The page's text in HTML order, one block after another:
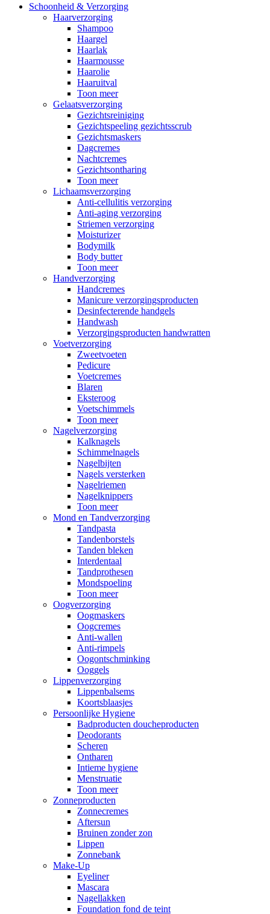
Schoonheid & Verzorging
Haarverzorging
Shampoo
Haargel
Haarlak
Haarmousse
Haarolie
Haaruitval
Toon meer
Gelaatsverzorging
Gezichtsreiniging
Gezichtspeeling gezichtsscrub
Gezichtsmaskers
Dagcremes
Nachtcremes
Gezichtsontharing
Toon meer
Lichaamsverzorging
Anti-cellulitis verzorging
Anti-aging verzorging
Striemen verzorging
Moisturizer
Bodymilk
Body butter
Toon meer
Handverzorging
Handcremes
Manicure verzorgingsproducten
Desinfecterende handgels
Handwash
Verzorgingsproducten handwratten
Voetverzorging
Zweetvoeten
Pedicure
Voetcremes
Blaren
Eksteroog
Voetschimmels
Toon meer
Nagelverzorging
Kalknagels
Schimmelnagels
Nagelbijten
Nagels versterken
Nagelriemen
Nagelknippers
Toon meer
Mond en Tandverzorging
Tandpasta
Tandenborstels
Tanden bleken
Interdentaal
Tandprothesen
Mondspoeling
Toon meer
Oogverzorging
Oogmaskers
Oogcremes
Anti-wallen
Anti-rimpels
Oogontschminking
Ooggels
Lippenverzorging
Lippenbalsems
Koortsblaasjes
Persoonlijke Hygiene
Badproducten doucheproducten
Deodorants
Scheren
Ontharen
Intieme hygiene
Menstruatie
Toon meer
Zonneproducten
Zonnecremes
Aftersun
Bruinen zonder zon
Lippen
Zonnebank
Make-Up
Eyeliner
Mascara
Nagellakken
Foundation fond de teint